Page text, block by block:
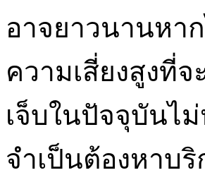
อาจยาวนานหา
ความเสี่ยงสูงที่
เจ็บในปัจจุบันไ
จำเป็นต้องหาบ